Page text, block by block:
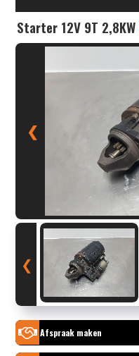
Starter 12V 9T 2,8KW
❮
❮
Afspraak maken